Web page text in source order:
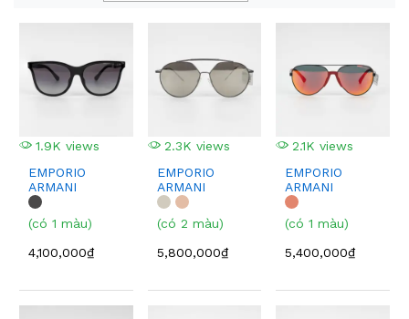
1.9K views
EMPORIO
ARMANI
EA4112F
(có 1 màu)
4,100,000₫
2.3K views
EMPORIO
ARMANI
EA2070
(có 2 màu)
5,800,000₫
2.1K views
EMPORIO
ARMANI
EA2059F
(có 1 màu)
5,400,000₫